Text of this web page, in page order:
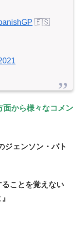
🇪🇸
面から様々なコメン
ジェンソン・バト
ることを覚えない